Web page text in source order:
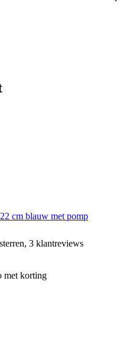
cm blauw met pomp
3 klantreviews
met korting